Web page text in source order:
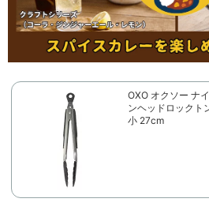
OXO オクソー ナ
ンヘッドロックト
小 27cm